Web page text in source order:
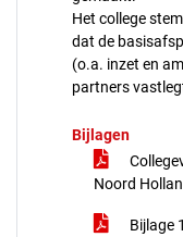
Het college
dat de
(o.a. inzet en
partners
Bijlagen
Noord
Bijlage